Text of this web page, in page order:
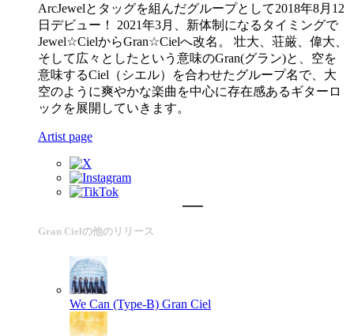
ArcJewelとタッグを組んだグループとして2018年8月12
日デビュー！ 2021年3月、新体制になるタイミングで
Jewel☆CielからGran☆Cielへ改名。 壮大、荘厳、偉大、
そして広々としたという意味のGran(グラン)と、空を
意味するCiel（シエル）を合わせたグループ名で、大
空のように爽やかな楽曲を中心に存在感あるギターロ
ックを展開していきます。
Artist page
Gran Cielの他のリリース
We Can (Type-B) Gran Ciel